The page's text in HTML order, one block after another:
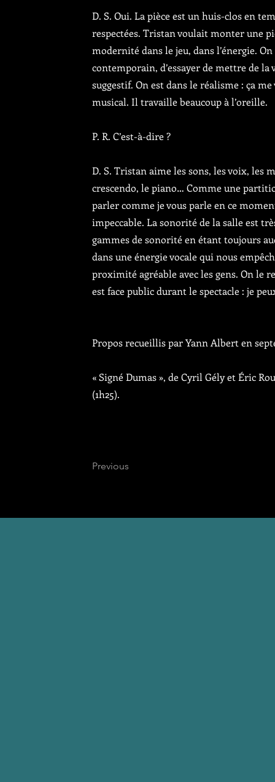
D. S. Oui. La pièce est un huis-clos en
respectées. Tristan voulait monter une
modernité dans le jeu, dans l’énergie.
contemporain, d’essayer de mettre de
suggestif. On est dans le réalisme : ça
musical. Il travaille beaucoup à l’oreille.
P. R. C’est-à-dire ?
D. S. Tristan aime les sons, les voix, les
crescendo, le piano… Comme une
parler comme je vous parle en ce
impeccable. La sonorité de la salle est
gammes de sonorité en étant toujours
dans une énergie vocale qui nous
proximité agréable avec les gens. On le
est face public durant le spectacle : je
Propos recueillis par Yann Albert en
« Signé Dumas », de Cyril Gély et Éric
(1h25).
Previous